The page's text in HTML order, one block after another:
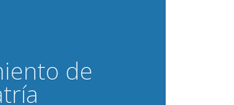
de